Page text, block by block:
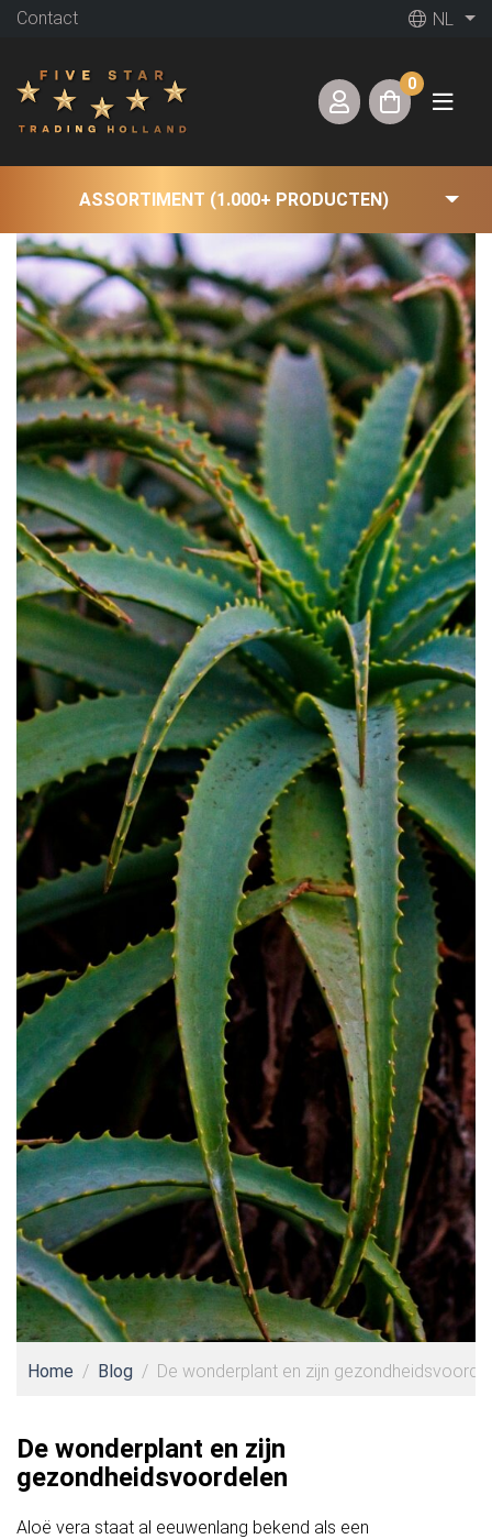
Contact NL
0
ASSORTIMENT (1.000+ PRODUCTEN)
Home Blog De wonderplant en zijn
De wonderplant en zijn
gezondheidsvoordelen
Aloë vera staat al eeuwenlang bekend als een